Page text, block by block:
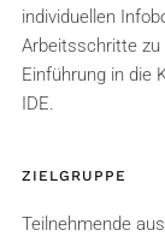
individuellen
Arbeitsschritte zu
Einführung in die
IDE.
ZIELGRUPPE
Teilnehmende